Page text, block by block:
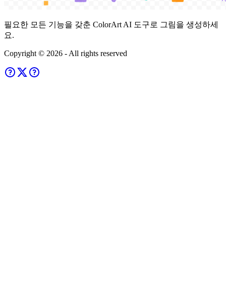
필요한 모든 기능을 갖춘 ColorArt AI 도구로 그림을 생성하세
요.
Copyright © 2026 - All rights reserved